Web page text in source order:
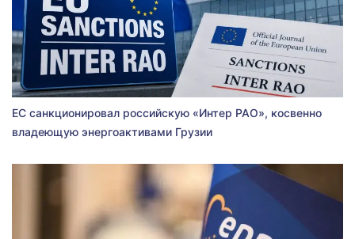
ЕС санкционировал российскую «Интер РАО», косвенно
владеющую энергоактивами Грузии